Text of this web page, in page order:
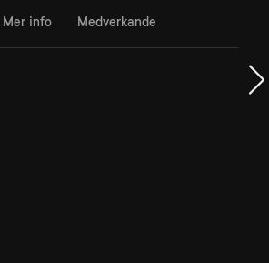
Mer info Medverkande